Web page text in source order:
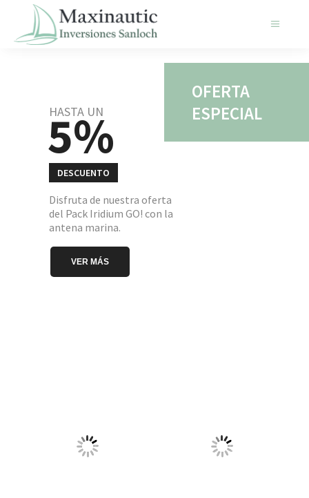
VER MÁS
OFERTA
ESPECIAL
HASTA UN
DESCUENTO
5%
Disfruta de nuestra oferta
del Pack Iridium GO! con la
antena marina.